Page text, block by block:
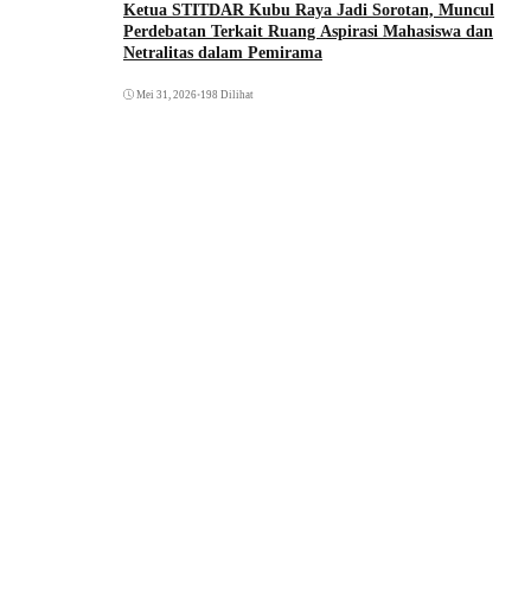
Ketua STITDAR Kubu Raya Jadi Sorotan, Muncul
Perdebatan Terkait Ruang Aspirasi Mahasiswa dan
Netralitas dalam Pemirama
Mei 31, 2026•198 Dilihat